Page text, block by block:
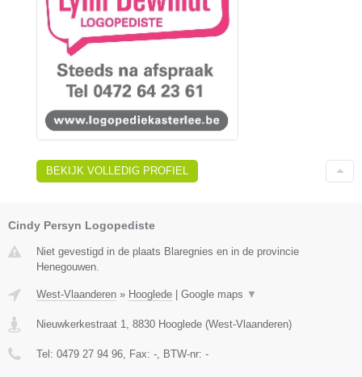
BEKIJK VOLLEDIG PROFIEL
Cindy Persyn Logopediste
Niet gevestigd in de plaats Blaregnies en in de provincie
Henegouwen.
West-Vlaanderen » Hooglede Google maps ▼
Nieuwkerkestraat 1, 8830 Hooglede (West-Vlaanderen)
Tel: 0479 27 94 96, Fax: -, BTW-nr: -